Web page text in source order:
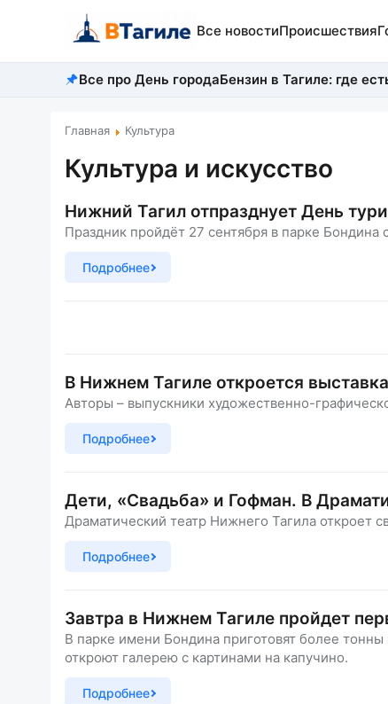
Все новостиПроисшествия
Все про День городаБензин в Тагиле: где
Главная Культура
Культура и искусство
Нижний Тагил отпразднует День
Праздник пройдёт 27 сентября в парке Бондина
Подробнее
В Нижнем Тагиле откроется
Авторы – выпускники художественно-
Подробнее
Дети, «Свадьба» и Гофман. В
Драматический театр Нижнего Тагила откроет
Подробнее
Завтра в Нижнем Тагиле пройдет
В парке имени Бондина приготовят более
откроют галерею с картинами на капучино.
Подробнее